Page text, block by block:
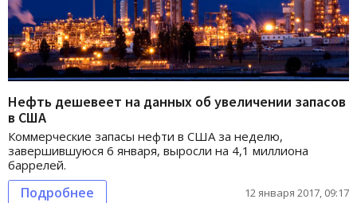
Нефть дешевеет на данных об увеличении запасов
в США
Коммерческие запасы нефти в США за неделю,
завершившуюся 6 января, выросли на 4,1 миллиона
баррелей.
Подробнее 12 января 2017, 09:17